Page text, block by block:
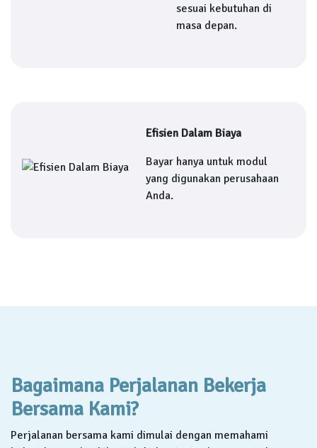
sesuai kebutuhan di
masa depan.
Efisien Dalam Biaya
Bayar hanya untuk modul
yang digunakan perusahaan
Anda.
Bagaimana Perjalanan Bekerja
Bersama Kami?
Perjalanan bersama kami dimulai dengan memahami